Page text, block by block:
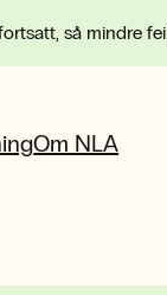
så mindre
Om NLA